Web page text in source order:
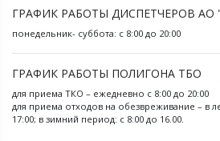
ГРАФИК РАБОТЫ ДИСПЕТЧЕРОВ АО
понедельник- суббота: с 8:00 до 20:00
ГРАФИК РАБОТЫ ПОЛИГОНА ТБО
для приема ТКО – ежедневно с 8:00 до 20:00
для приема отходов на обезвреживание – в
17:00; в зимний период: с 8:00 до 16.00.